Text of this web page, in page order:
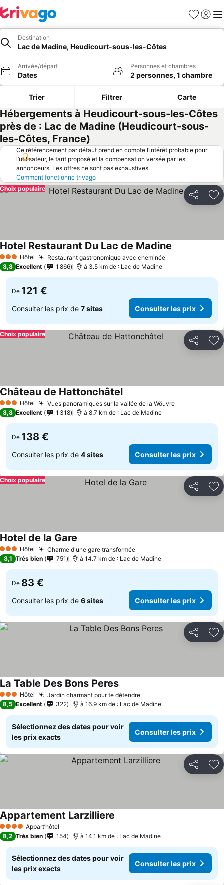
Favoris
Se
Destination
Lac de Madine, Heudicourt-sous-les-Côtes
Arrivée/départ
Dates
Personnes et chambres
2 personnes, 1 chambre
Trier Filtrer Carte
Hébergements à Heudicourt-sous-les-Côtes
près de : Lac de Madine (Heudicourt-sous-
les-Côtes, France)
Ce référencement par défaut prend en compte l’intérêt probable pour
l’utilisateur, le tarif proposé et la compensation versée par les
annonceurs. Les offres ne sont pas exhaustives.
Comment fonctionne trivago
Partager
Choix populaire
3 ÉtoilesHôtel Restaurant gastronomique avec cheminée
Hotel Restaurant Du Lac de Madine
8,8 Excellent 1 866 à 3.5 km de : Lac de Madine
De 121 €
Consulter les prix de 7 sites Consulter les prix
Partager
Choix populaire
3 ÉtoilesHôtel Vues panoramiques sur la vallée de la Wöuvre
Château de Hattonchâtel
8,8 Excellent 1 318 à 8.7 km de : Lac de Madine
De 138 €
Consulter les prix de 4 sites Consulter les prix
Partager
Choix populaire
3 ÉtoilesHôtel Charme d'une gare transformée
Hotel de la Gare
8,1 Très bien 751 à 14.7 km de : Lac de Madine
De 83 €
Consulter les prix de 6 sites Consulter les prix
Partager
3 ÉtoilesHôtel Jardin charmant pour te détendre
La Table Des Bons Peres
8,5 Excellent 322 à 16.9 km de : Lac de Madine
Sélectionnez des dates pour voir
les prix exacts
Consulter les prix
Partager
4 Étoiles Appart’hôtel
Appartement Larzilliere
8,2 Très bien 154 à 14.1 km de : Lac de Madine
Sélectionnez des dates pour voir
les prix exacts
Consulter les prix